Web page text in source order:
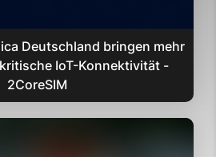
Deutschland bringen mehr
IoT-Konnektivität -
2CoreSIM